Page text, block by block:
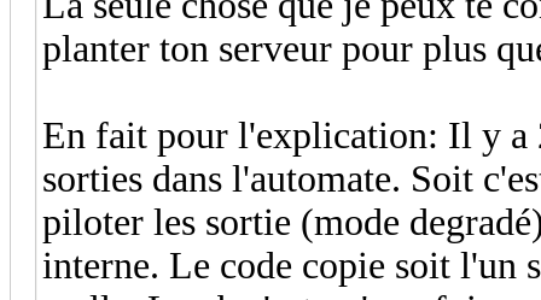
planter ton serveur pour plus
En fait pour l'explication: Il y a
sorties dans l'automate. Soit
piloter les sortie (mode
interne. Le code copie soit l'un